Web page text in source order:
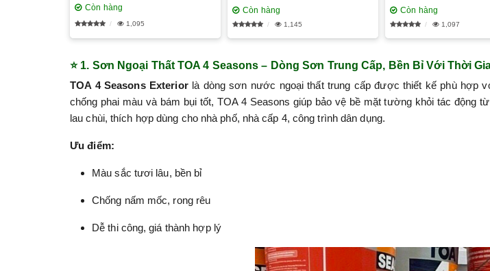
Còn hàng
1,095
Còn hàng
1,145
Còn hàng
1,097
⭐ 1. Sơn Ngoại Thất TOA 4 Seasons – Dòng Sơn Trung Cấp, Bền Bỉ Với Thời
TOA 4 Seasons Exteriorlà dòng sơn nước ngoại thất trung cấp được thiết kế phù hợp
chống phai màu và bám bụi tốt, TOA 4 Seasons giúp bảo vệ bề mặt tường khỏi tác động
lau chùi, thích hợp dùng cho nhà phố, nhà cấp 4, công trình dân dụng.
Ưu điểm:
Màu sắc tươi lâu, bền bỉ
Chống nấm mốc, rong rêu
Dễ thi công, giá thành hợp lý